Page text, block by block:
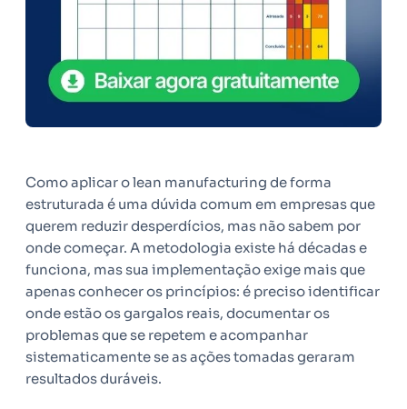
Como aplicar o lean manufacturing de forma
estruturada é uma dúvida comum em empresas que
querem reduzir desperdícios, mas não sabem por
onde começar. A metodologia existe há décadas e
funciona, mas sua implementação exige mais que
apenas conhecer os princípios: é preciso identificar
onde estão os gargalos reais, documentar os
problemas que se repetem e acompanhar
sistematicamente se as ações tomadas geraram
resultados duráveis.